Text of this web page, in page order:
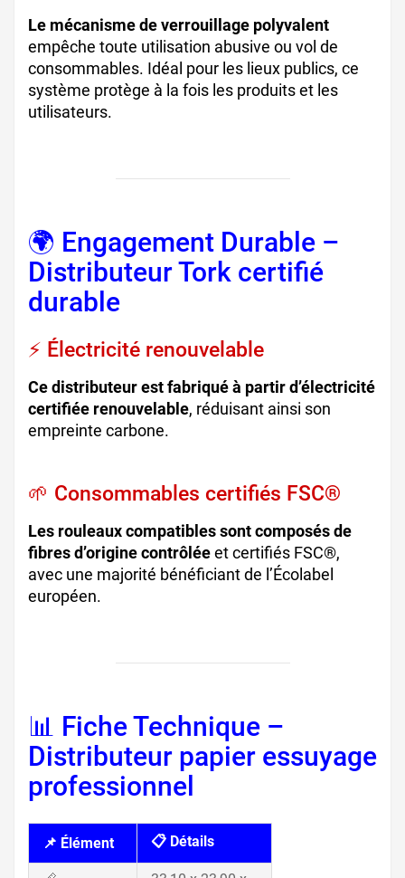
Le mécanisme de verrouillage polyvalent
empêche toute utilisation abusive ou vol de
consommables. Idéal pour les lieux publics, ce
système protège à la fois les produits et les
utilisateurs.
🌍 Engagement Durable –
Distributeur Tork certifié
durable
⚡ Électricité renouvelable
Ce distributeur est fabriqué à partir d’électricité
certifiée renouvelable, réduisant ainsi son
empreinte carbone.
🌱 Consommables certifiés FSC®
Les rouleaux compatibles sont composés de
fibres d’origine contrôléeet certifiés FSC®,
avec une majorité bénéficiant de l’Écolabel
européen.
📊 Fiche Technique –
Distributeur papier essuyage
professionnel
📌 Élément 📋 Détails